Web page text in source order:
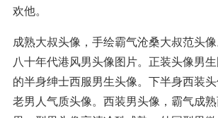
欢他。
成熟大叔头像，手绘霸气沧桑大叔范头像
八十年代港风男头像图片。正装头像男
的半身绅士西服男生头像。下半身西装
老男人气质头像。西装男头像，霸气成